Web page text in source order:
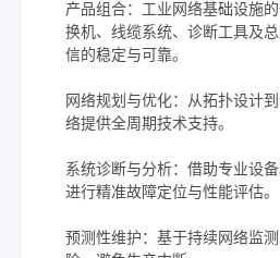
产品组合：工业网络基础设施
换机、线缆系统、诊断工具及
信的稳定与可靠。
网络规划与优化：从拓扑设计
络提供全周期技术支持。
系统诊断与分析：借助专业设
进行精准故障定位与性能评估。
预测性维护：基于持续网络监